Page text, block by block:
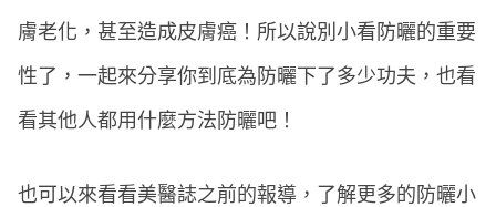
膚老化，甚至造成皮膚癌！所以說別小看防曬的重要
性了，一起來分享你到底為防曬下了多少功夫，也看
看其他人都用什麼方法防曬吧！
也可以來看看美醫誌之前的報導，了解更多的防曬小